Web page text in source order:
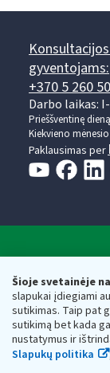
Šioje svetainėje
slapukai įdiegiami
sutikimas. Taip pat
sutikimą bet kada
nustatymus ir
Slapukų politika
gyventojams:
+370 5 260
Darbo laikas: I-
Prieššventinę
Kiekvieno
Paklausimas per
Respublikos
Biudžetinė
adresas: Vasario
vmi@vmi.lt, E.
Duomenys apie
Respublikos